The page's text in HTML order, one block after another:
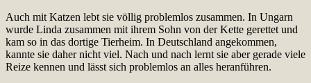
Auch mit Katzen lebt sie völlig problemlos zusammen. In Ungarn
wurde Linda zusammen mit ihrem Sohn von der Kette gerettet und
kam so in das dortige Tierheim. In Deutschland angekommen,
kannte sie daher nicht viel. Nach und nach lernt sie aber gerade viele
Reize kennen und lässt sich problemlos an alles heranführen.